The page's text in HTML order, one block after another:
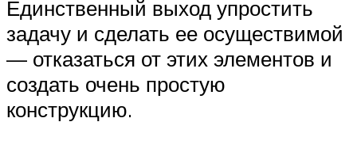
Единственный выход упростить
задачу и сделать ее осуществимой
— отказаться от этих элементов и
создать очень простую
конструкцию.